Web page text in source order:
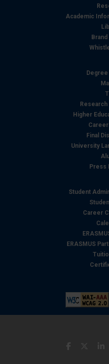
Academic
Higher
Final
University
Press
Student
Career
ERASMUS